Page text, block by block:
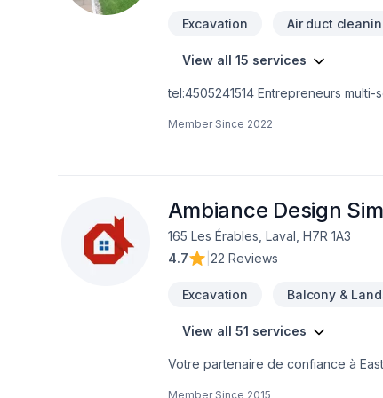
Excavation Air duct
View all 15 services
tel:4505241514 Entrepreneurs
Member Since 2022
Ambiance Design
165 Les Érables, Laval, H7R 1A3
4.7
22 Reviews
Excavation Balcony &
View all 51 services
Votre partenaire de confiance à
Member Since 2015